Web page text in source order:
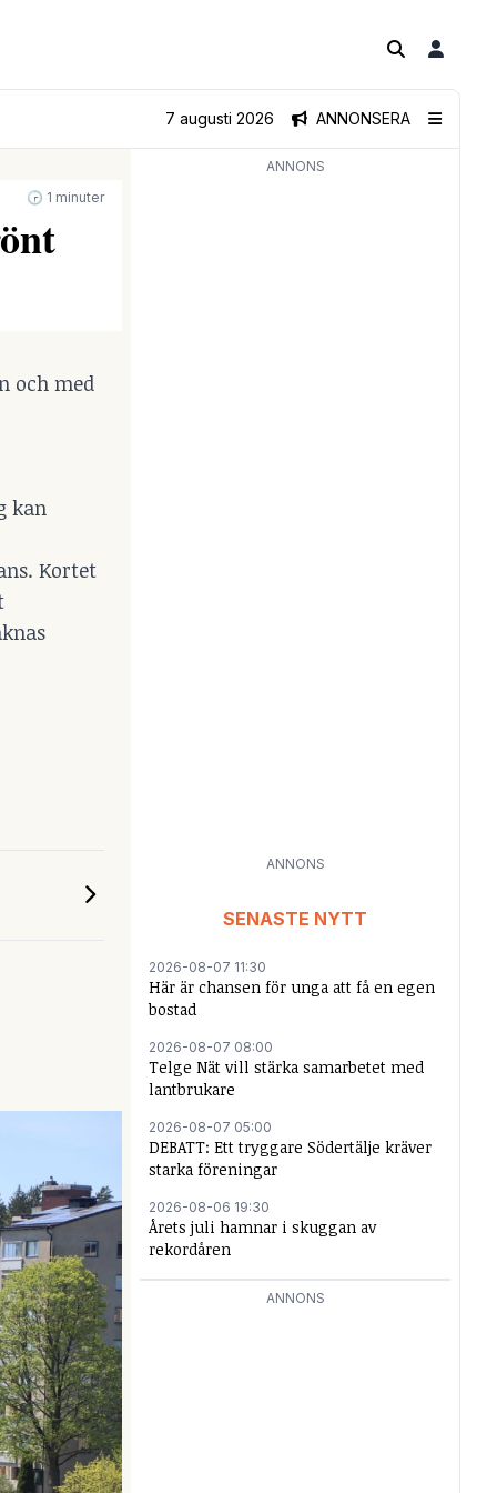
ANNONSERA
7 augusti 2026
🕝 1 minuter
och med
kan
Kortet
ANNONS
ANNONS
SENASTE NYTT
2026-08-07 11:30
Här är chansen för unga att få en egen
bostad
2026-08-07 08:00
Telge Nät vill stärka samarbetet med
lantbrukare
2026-08-07 05:00
DEBATT: Ett tryggare Södertälje kräver
starka föreningar
2026-08-06 19:30
Årets juli hamnar i skuggan av
rekordåren
ANNONS